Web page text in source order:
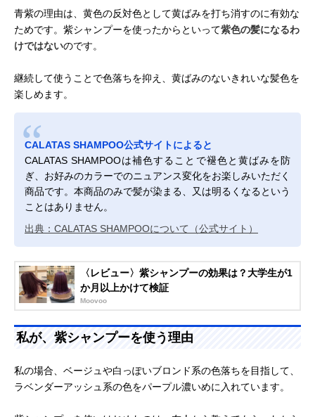
青紫の理由は、黄色の反対色として黄ばみを打ち消すのに有効な
ためです。紫シャンプーを使ったからといって紫色の髪になるわ
けではないのです。
継続して使うことで色落ちを抑え、黄ばみのないきれいな髪色を
楽しめます。
CALATAS SHAMPOO公式サイトによると
CALATAS SHAMPOOは補色することで褪色と黄ばみを防
ぎ、お好みのカラーでのニュアンス変化をお楽しみいただく
商品です。本商品のみで髪が染まる、又は明るくなるという
ことはありません。
出典：CALATAS SHAMPOOについて（公式サイト）
〈レビュー〉紫シャンプーの効果は？大学生が1
か月以上かけて検証
Moovoo
私が、紫シャンプーを使う理由
私の場合、ベージュや白っぽいブロンド系の色落ちを目指して、
ラベンダーアッシュ系の色をパープル濃いめに入れています。